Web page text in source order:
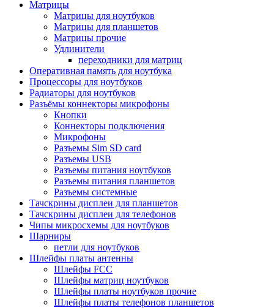
Матрицы
Матрицы для ноутбуков
Матрицы для планшетов
Матрицы прочие
Удлинители
переходники для матриц
Оперативная память для ноутбука
Процессоры для ноутбуков
Радиаторы для ноутбуков
Разъёмы коннекторы микрофоны
Кнопки
Коннекторы подключения
Микрофоны
Разъемы Sim SD card
Разъемы USB
Разъемы питания ноутбуков
Разъемы питания планшетов
Разъемы системные
Тачскрины дисплеи для планшетов
Тачскрины дисплеи для телефонов
Чипы микросхемы для ноутбуков
Шарниры
петли для ноутбуков
Шлейфы платы антенны
Шлейфы FCC
Шлейфы матриц ноутбуков
Шлейфы платы ноутбуков прочие
Шлейфы платы телефонов планшетов